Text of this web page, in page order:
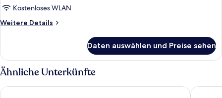
Kostenloses WLAN
Weitere Details
Weitere
Apartment,
3 Schlafzimmer
Daten auswählen und Preise sehen
Ähnliche Unterkünfte
Diamonds Malindi Kilili